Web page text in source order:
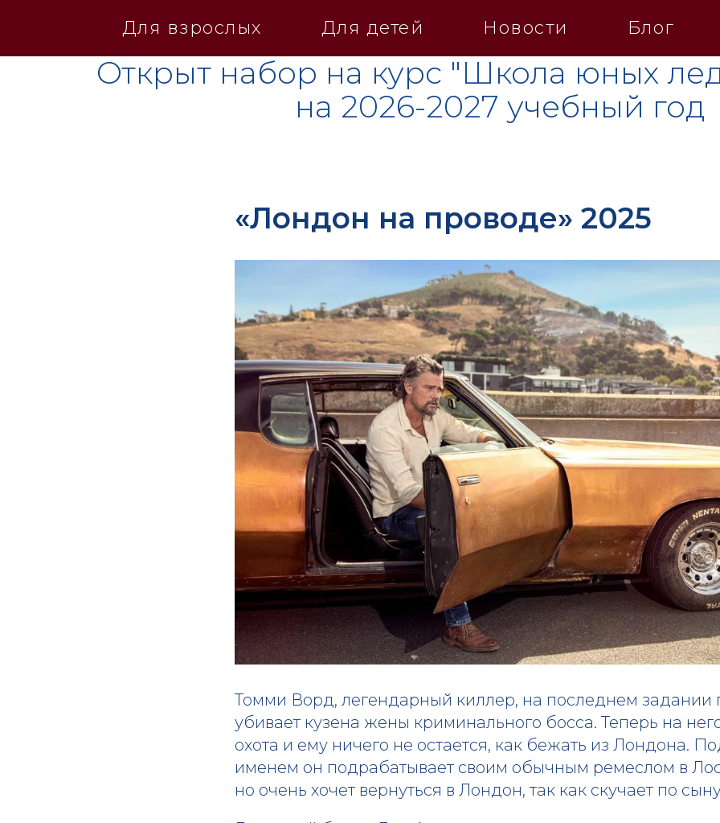
Для взрослых Для детей Новости Блог
Открыт набор на курс "Школа юных
на 2026-2027 учебный год
«Лондон на проводе» 2025
Томми Ворд, легендарный киллер, на последнем
убивает кузена жены криминального босса. Теперь на
охота и ему ничего не остается, как бежать из Лондона.
именем он подрабатывает своим обычным ремеслом в
но очень хочет вернуться в Лондон, так как скучает по